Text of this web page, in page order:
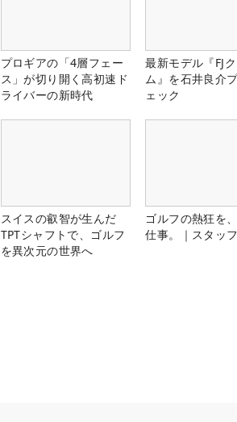
プロギアの「4層フェー
ス」が切り開く高初速ド
ライバーの新時代
最新モデル『FJ
ム』を石井良介
ェック
スイスの叡智が生んだ
TPTシャフトで、ゴルフ
を異次元の世界へ
ゴルフの熱狂を
仕事。｜スタッ